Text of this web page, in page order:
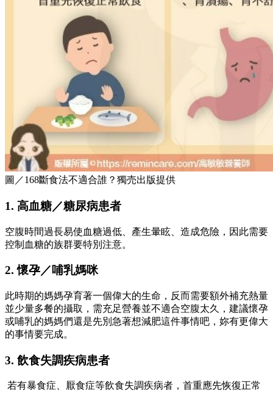
圖／168斷食法不適合誰？獨売出版提供
1. 高血糖／糖尿病患者
空腹時間過長易使血糖過低、產生暈眩、造成危險，因此需要
控制血糖的族群要特別注意。
2. 懷孕／哺乳媽咪
此時期的媽媽孕育著一個偉大的生命，反而需要額外補充熱量
並少量多餐的攝取，需充足營養並不適合空腹太久，建議懷孕
或哺乳的媽媽們還是先別急著想減肥這件事情吧，妳有更偉大
的事情要完成。
3. 飲食失調疾病患者
若有暴食症、厭食症等飲食失調疾病者，首重應先恢復正常